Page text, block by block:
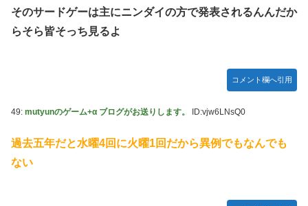
そのサードゲーは主にニンダイの方で発表されるんんだか
らそら皆そっち見るよ
コメント欄へ引用
49: mutyunのゲーム+α ブログがお送りします。 ID:vjw6LNsQ0
過去五年だと水曜4回に火曜1回だから異例でもなんでも
ない